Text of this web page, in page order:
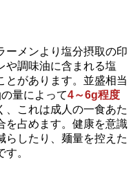
ーメンより塩分摂取の印
や調味油に含まれる塩
とがあります。並盛相当
量によって4～6g程度
、これは成人の一食あた
を占めます。健康を意識
らしたり、麺量を控えた
。